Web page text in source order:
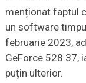
menționat faptul
un software
februarie 2023,
GeForce 528.37,
puțin ulterior.